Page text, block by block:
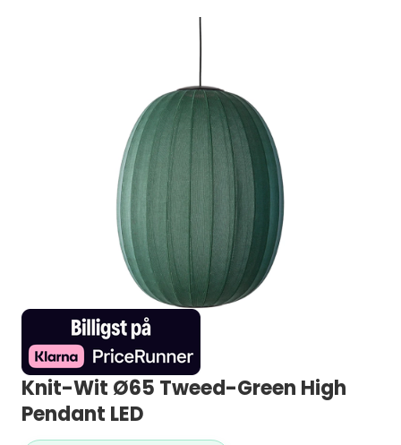
Knit-Wit Ø65 Tweed-Green High
Pendant LED